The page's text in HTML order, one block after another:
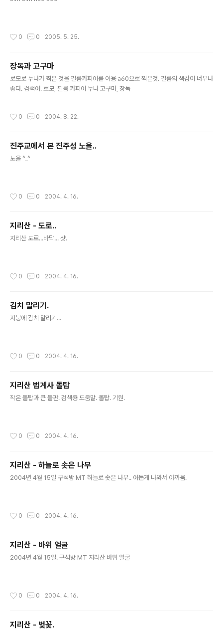
0 0 2005. 5. 25.
장독과 고구마
로모로 누나가 찍은 것을 필름카피어를 이용 a60으로 찍은것. 필름의 색감이 너무나
좋다. 검색어. 로모, 필름 카피어 누나 고구마, 장독
0 0 2004. 8. 22.
진주교에서 본 진주성 노을..
노을 ^_^
0 0 2004. 4. 16.
지리산 - 도로..
지리산 도로...바닥... 샷.
0 0 2004. 4. 16.
김치 말리기.
지붕에 김치 말리기...
0 0 2004. 4. 16.
지리산 법계사 돌탑
작은 돌탑과 큰 돌판. 검색용 도움말. 돌탑. 기원.
0 0 2004. 4. 16.
지리산 - 하늘로 솟은 나무
2004년 4월 15일 구석방 MT 하늘로 솟은 나무.. 어둡게 나와서 아까움.
0 0 2004. 4. 16.
지리산 - 바위 얼굴
2004년 4월 15일. 구석방 MT 지리산 바위 얼굴
0 0 2004. 4. 16.
지리산 - 벚꽃.